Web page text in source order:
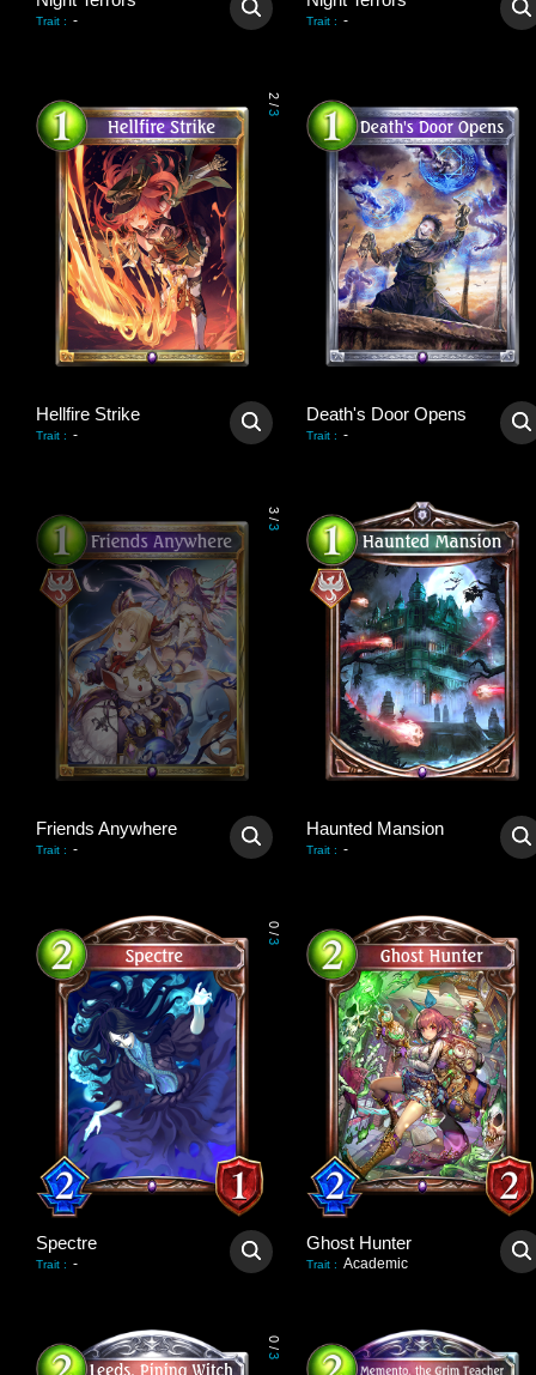
Trait : - Trait : -
2
/
3
Hellfire Strike
Trait : -
Death's Door Opens
Trait : -
3
/
3
Friends Anywhere
Trait : -
Haunted Mansion
Trait : -
0
/
3
Spectre
Trait : -
Ghost Hunter
Trait : Academic
0
/
3